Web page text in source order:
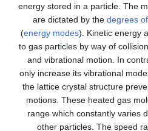
energy stored in a particle. The
are dictated by the degrees
(energy modes). Kinetic energy
to gas particles by way of
and vibrational motion. In
only increase its vibrational
the lattice crystal structure
motions. These heated gas
range which constantly varies
other particles. The speed